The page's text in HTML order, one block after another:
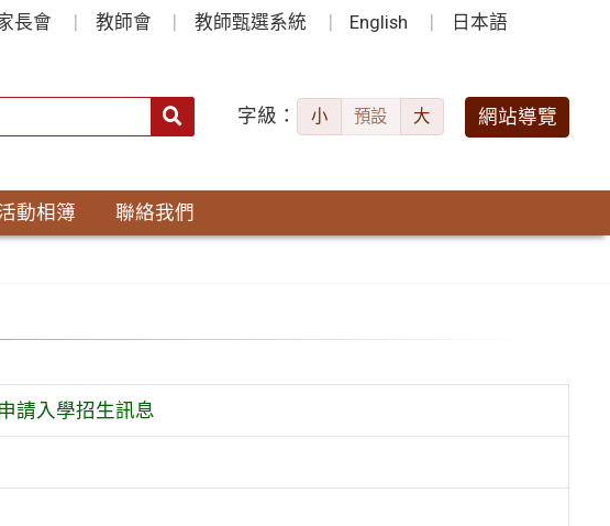
長會 教師會 教師甄選系統 English 日本語
字級： 小 預設 大 網站導覽
動相簿 聯絡我們
請入學招生訊息